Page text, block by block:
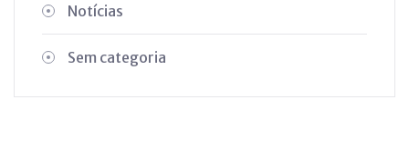
Notícias
Sem categoria